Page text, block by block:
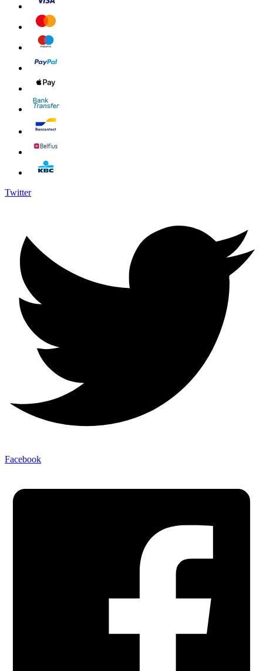
Twitter
Facebook